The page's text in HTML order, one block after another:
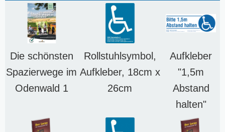
Die schönsten
Spazierwege im
Odenwald 1
Rollstuhlsymbol,
Aufkleber, 18cm x
26cm
Aufkleber
"1,5m
Abstand
halten"